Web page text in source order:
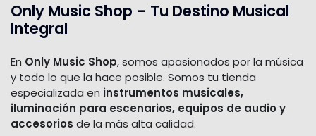
Only Music Shop – Tu Destino Musical
Integral
En Only Music Shop, somos apasionados por la música
y todo lo que la hace posible. Somos tu tienda
especializada en instrumentos musicales,
iluminación para escenarios, equipos de audio y
accesorios de la más alta calidad.